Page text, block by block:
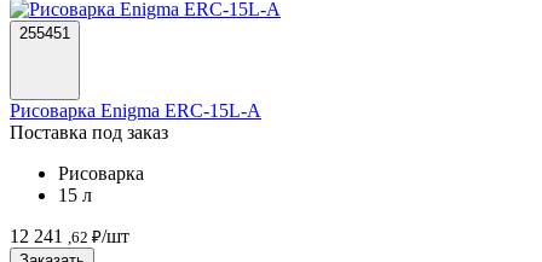
255451
Рисоварка Enigma ERC-15L-A
Поставка под заказ
Рисоварка
15 л
12 241
,62 ₽/шт